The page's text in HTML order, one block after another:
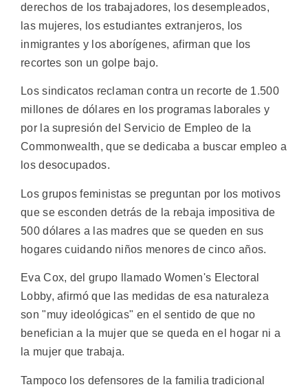
derechos de los trabajadores, los desempleados,
las mujeres, los estudiantes extranjeros, los
inmigrantes y los aborígenes, afirman que los
recortes son un golpe bajo.
Los sindicatos reclaman contra un recorte de 1.500
millones de dólares en los programas laborales y
por la supresión del Servicio de Empleo de la
Commonwealth, que se dedicaba a buscar empleo a
los desocupados.
Los grupos feministas se preguntan por los motivos
que se esconden detrás de la rebaja impositiva de
500 dólares a las madres que se queden en sus
hogares cuidando niños menores de cinco años.
Eva Cox, del grupo llamado Women's Electoral
Lobby, afirmó que las medidas de esa naturaleza
son "muy ideológicas" en el sentido de que no
benefician a la mujer que se queda en el hogar ni a
la mujer que trabaja.
Tampoco los defensores de la familia tradicional